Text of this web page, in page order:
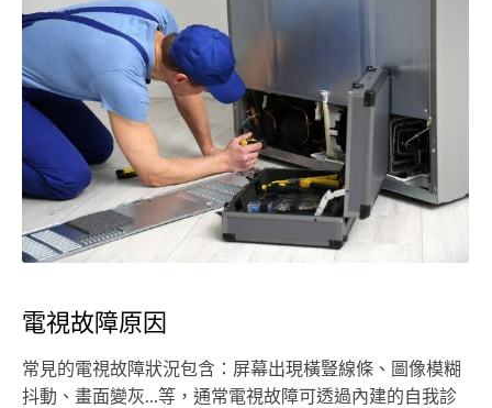
電視故障原因
常見的電視故障狀況包含：屏幕出現橫豎線條、圖像模糊
抖動、畫面變灰...等，通常電視故障可透過內建的自我診